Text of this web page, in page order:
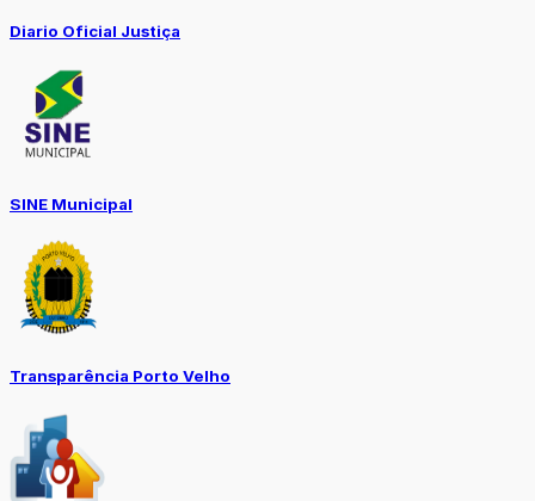
Diario Oficial Justiça
SINE Municipal
Transparência Porto Velho